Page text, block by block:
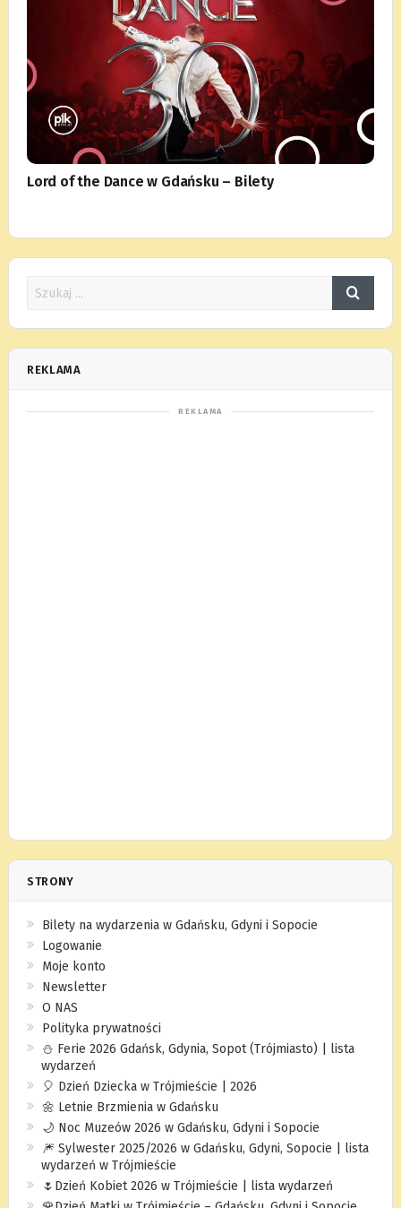
Lord of the Dance w Gdańsku – Bilety
REKLAMA
STRONY
Bilety na wydarzenia w Gdańsku, Gdyni i Sopocie
Logowanie
Moje konto
Newsletter
O NAS
Polityka prywatności
⛄️ Ferie 2026 Gdańsk, Gdynia, Sopot (Trójmiasto) | lista
wydarzeń
🎈 Dzień Dziecka w Trójmieście | 2026
🌼 Letnie Brzmienia w Gdańsku
🌙 Noc Muzeów 2026 w Gdańsku, Gdyni i Sopocie
🎆 Sylwester 2025/2026 w Gdańsku, Gdyni, Sopocie | lista
wydarzeń w Trójmieście
🌷Dzień Kobiet 2026 w Trójmieście | lista wydarzeń